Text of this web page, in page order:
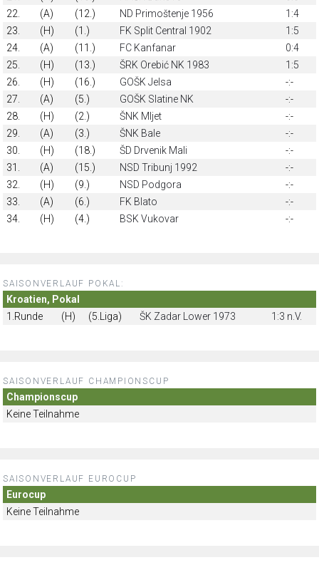
22.
(A) (12.) ND Primoštenje 1956
1:4
23.
(H) (1.) FK Split Central 1902
1:5
24.
(A) (11.) FC Kanfanar
0:4
25.
(H) (13.) ŠRK Orebić NK 1983
1:5
26.
(H) (16.) GOŠK Jelsa
-:-
27.
(A) (5.) GOŠK Slatine NK
-:-
28.
(H) (2.) ŠNK Mljet
-:-
29.
(A) (3.) ŠNK Bale
-:-
30.
(H) (18.) ŠD Drvenik Mali
-:-
31.
(A) (15.) NSD Tribunj 1992
-:-
32.
(H) (9.) NSD Podgora
-:-
33.
(A) (6.) FK Blato
-:-
34.
(H) (4.) BSK Vukovar -:-
SAISONVERLAUF POKAL:
Kroatien, Pokal
1.Runde
(H) (5.Liga) ŠK Zadar Lower 1973 1:3 n.V.
SAISONVERLAUF CHAMPIONSCUP
Championscup
Keine Teilnahme
SAISONVERLAUF EUROCUP
Eurocup
Keine Teilnahme